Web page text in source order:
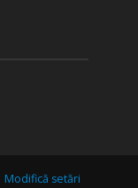
Modifică setări